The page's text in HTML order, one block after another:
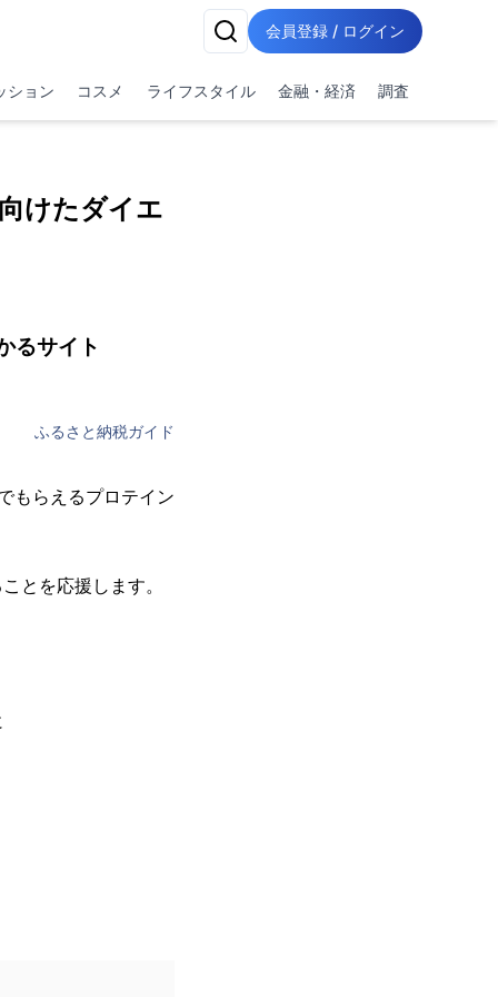
会員登録 / ログイン
ション コスメ ライフスタイル 金融・経済 調査
けたダイエ
るサイト
ふるさと納税ガイド
もらえるプロテイン
とを応援します。